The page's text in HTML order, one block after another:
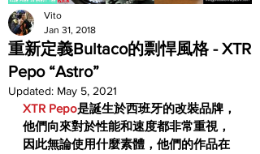
重新定義Bultaco的剽悍風格 - XTR
Pepo “Astro”
Vito
Jan 31, 2018
Updated: May 5, 2021
XTR Pepo是誕生於西班牙的改裝品牌，
他們向來對於性能和速度都非常重視，
因此無論使用什麼素體，他們的作品在